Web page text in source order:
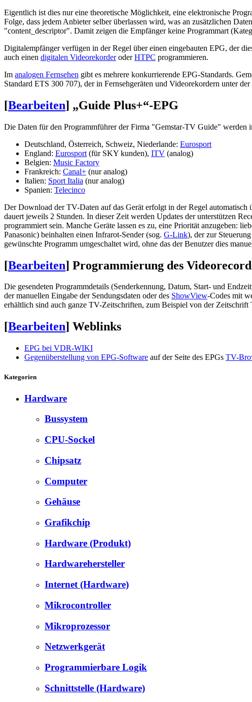
Eigentlich ist dies nur eine theoretische Möglichkeit, eine elektronische
Folge, dass jedem Anbieter selber überlassen wird, was an zusätzlichen
"content_descriptor". Damit zeigen die Empfänger keine Programmart
Digitalempfänger verfügen in der Regel über einen eingebauten EPG, der
auch einen digitalen VideorekorderoderHTPC programmieren.
Im analogen Fernsehen gibt es mehrere konkurrierende EPG-Standards.
Standard ETS 300 707), der in Fernsehgeräten und Videorekordern unter
[Bearbeiten] „Guide Plus+“-EPG
Die Daten für den Programmführer der Firma "Gemstar-TV Guide" werden
Deutschland, Österreich, Schweiz, Niederlande: Eurosport
England: Eurosport (für SKY kunden), ITV (analog)
Belgien: Music Factory
Frankreich: Canal+ (nur analog)
Italien: Sport Italia (nur analog)
Spanien: Telecinco
Der Download der TV-Daten auf das Gerät erfolgt in der Regel
dauert jeweils 2 Stunden. In dieser Zeit werden Updates der unterstützen
programmiert sein. Manche Geräte lassen es zu, eine Priorität anzugeben:
Panasonic) beinhalten einen Infrarot-Sender (sog. G-Link), der zur
gewünschte Programm umgeschaltet wird, ohne das der Benutzer dies
[Bearbeiten] Programmierung des
Die gesendeten Programmdetails (Senderkennung, Datum, Start- und
der manuellen Eingabe der Sendungsdaten oder des ShowView-Codes mit
erhältlich sind auch ganze TV-Zeitschriften, zum Beispiel von der
[Bearbeiten] Weblinks
EPG bei VDR-WIKI
Gegenüberstellung von EPG-Software auf der Seite des EPGs TV-
Kategorien
Hardware
Bussystem
CPU-Sockel
Chipsatz
Computer
Gehäuse
Grafikchip
Hardware (Produkt)
Hardwarehersteller
Internet (Hardware)
Mikrocontroller
Mikroprozessor
Netzwerkgerät
Programmierbare Logik
Schnittstelle (Hardware)